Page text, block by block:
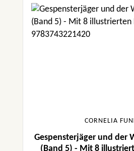
CORNELIA
Gespensterjäger und der
(Band 5) - Mit 8